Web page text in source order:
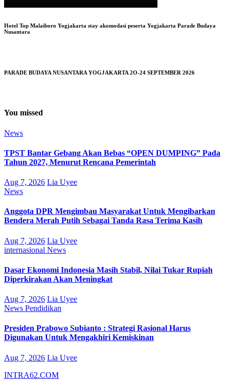
Hotel Top Malaiboro Yogjakarta stay akomodasi peserta Yogjakarta Parade Budaya
Nusantara
PARADE BUDAYA NUSANTARA YOGJAKARTA 2O-24 SEPTEMBER 2026
You missed
News
TPST Bantar Gebang Akan Bebas “OPEN DUMPING” Pada
Tahun 2027, Menurut Rencana Pemerintah
Aug 7, 2026 Lia Uyee
News
Anggota DPR Mengimbau Masyarakat Untuk Mengibarkan
Bendera Merah Putih Sebagai Tanda Rasa Terima Kasih
Aug 7, 2026 Lia Uyee
internasional News
Dasar Ekonomi Indonesia Masih Stabil, Nilai Tukar Rupiah
Diperkirakan Akan Meningkat
Aug 7, 2026 Lia Uyee
News Pendidikan
Presiden Prabowo Subianto : Strategi Rasional Harus
Digunakan Untuk Mengakhiri Kemiskinan
Aug 7, 2026 Lia Uyee
INTRA62.COM